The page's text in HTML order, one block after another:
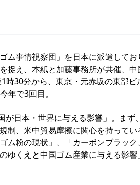
ム事情視察団」を日本に派遣して
捉え、本紙と加藤事務所が共催、
時30分から、東京・元赤坂の東部
年で3回目。
が日本・世界に与える影響」。ま
制、米中貿易摩擦に関心を持って
ム粉の現状」、「カーボンブラッ
ゆくえと中国ゴム産業に与える影